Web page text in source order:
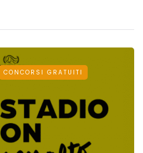
CONCORSI GRATUITI